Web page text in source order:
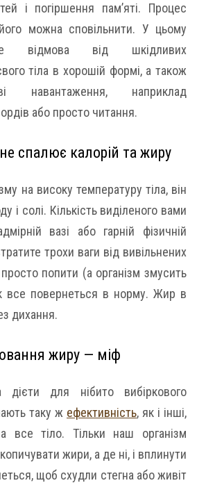
і погіршення пам’яті. Процес
можна сповільнити. У цьому
відмова від шкідливих
тіла в хорошій формі, а також
навантаження, наприклад
або просто читання.
спалює калорій та жиру
на високу температуру тіла, він
і солі. Кількість виділеного вами
вазі або гарній фізичній
трохи ваги від вивільнених
попити (а організм змусить
все повернеться в норму. Жир в
дихання.
жиру — міф
для нібито вибіркового
таку ж ефективність, як і інші,
все тіло. Тільки наш організм
жири, а де ні, і вплинути
щоб схудли стегна або живіт